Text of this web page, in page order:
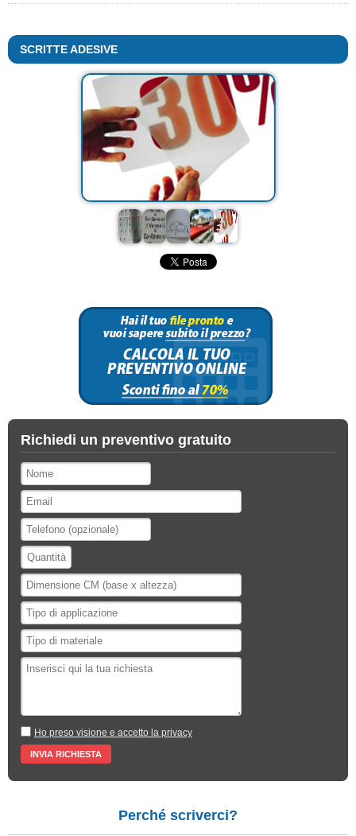
SCRITTE ADESIVE
Richiedi un preventivo gratuito
Ho preso visione e accetto la privacy
Perché scriverci?